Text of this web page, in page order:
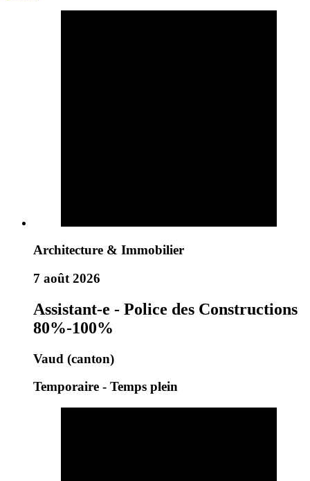
Architecture & Immobilier
7 août 2026
Assistant-e - Police des Constructions
80%-100%
Vaud (canton)
Temporaire - Temps plein